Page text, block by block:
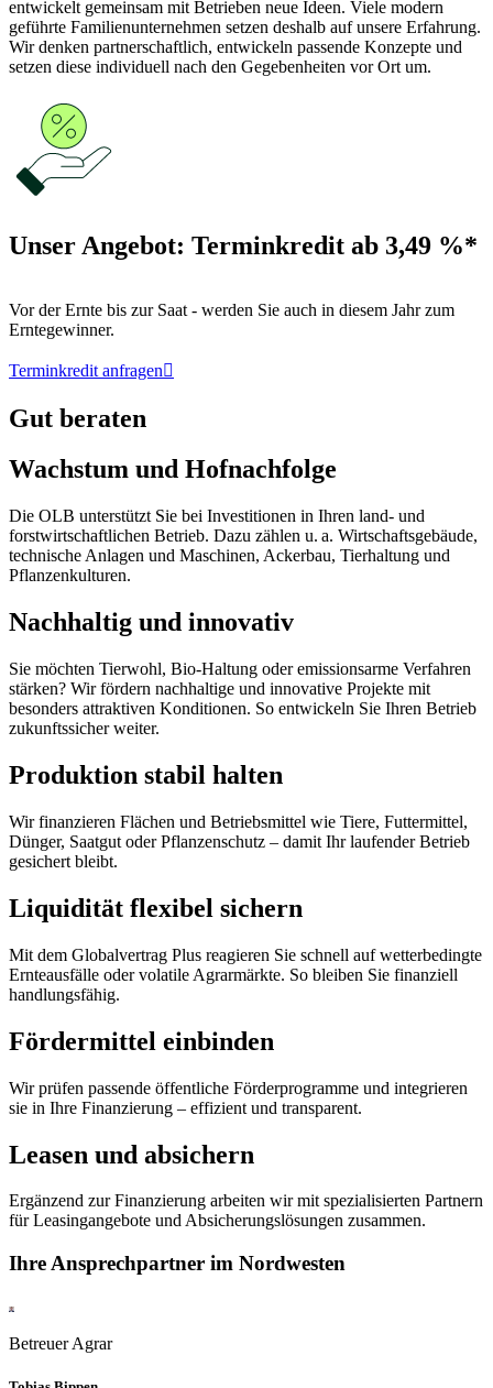
entwickelt gemeinsam mit Betrieben neue Ideen. Viele modern
geführte Familienunternehmen setzen deshalb auf unsere Erfahrung.
Wir denken partnerschaftlich, entwickeln passende Konzepte und
setzen diese individuell nach den Gegebenheiten vor Ort um.
Unser Angebot: Terminkredit ab 3,49 %*
Vor der Ernte bis zur Saat - werden Sie auch in diesem Jahr zum
Erntegewinner.
Terminkredit anfragen
Gut beraten
Wachstum und Hofnachfolge
Die OLB unterstützt Sie bei Investitionen in Ihren land- und
forstwirtschaftlichen Betrieb. Dazu zählen u. a. Wirtschaftsgebäude,
technische Anlagen und Maschinen, Ackerbau, Tierhaltung und
Pflanzenkulturen.
Nachhaltig und innovativ
Sie möchten Tierwohl, Bio-Haltung oder emissionsarme Verfahren
stärken? Wir fördern nachhaltige und innovative Projekte mit
besonders attraktiven Konditionen. So entwickeln Sie Ihren Betrieb
zukunftssicher weiter.
Produktion stabil halten
Wir finanzieren Flächen und Betriebsmittel wie Tiere, Futtermittel,
Dünger, Saatgut oder Pflanzenschutz – damit Ihr laufender Betrieb
gesichert bleibt.
Liquidität flexibel sichern
Mit dem Globalvertrag Plus reagieren Sie schnell auf wetterbedingte
Ernteausfälle oder volatile Agrarmärkte. So bleiben Sie finanziell
handlungsfähig.
Fördermittel einbinden
Wir prüfen passende öffentliche Förderprogramme und integrieren
sie in Ihre Finanzierung – effizient und transparent.
Leasen und absichern
Ergänzend zur Finanzierung arbeiten wir mit spezialisierten Partnern
für Leasingangebote und Absicherungslösungen zusammen.
Ihre Ansprechpartner im Nordwesten
Betreuer Agrar